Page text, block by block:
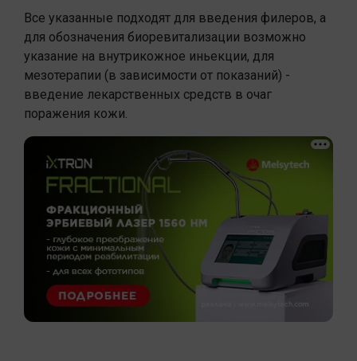
Все указанные подходят для введения филеров, а
для обозначения биоревитализации возможно
указание на внутрикожное иньекции, для
мезотерапии (в зависимости от показаний) -
введение лекарственных средств в очаг
поражения кожи.